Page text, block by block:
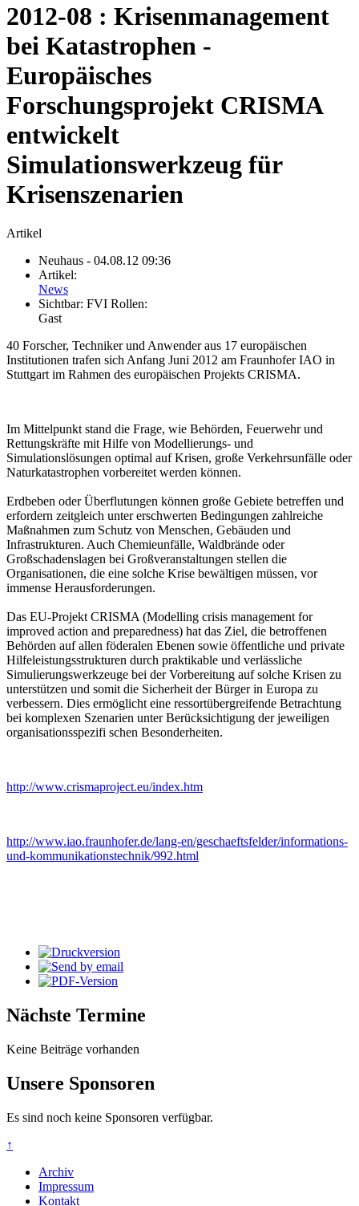
2012-08 : Krisenmanagement
bei Katastrophen -
Europäisches
Forschungsprojekt CRISMA
entwickelt
Simulationswerkzeug für
Krisenszenarien
Artikel
Neuhaus - 04.08.12 09:36
Artikel:
News
Sichtbar: FVI Rollen:
Gast
40 Forscher, Techniker und Anwender aus 17 europäischen
Institutionen trafen sich Anfang Juni 2012 am Fraunhofer IAO in
Stuttgart im Rahmen des europäischen Projekts CRISMA.
Im Mittelpunkt stand die Frage, wie Behörden, Feuerwehr und
Rettungskräfte mit Hilfe von Modellierungs- und
Simulationslösungen optimal auf Krisen, große Verkehrsunfälle oder
Naturkatastrophen vorbereitet werden können.
Erdbeben oder Überflutungen können große Gebiete betreffen und
erfordern zeitgleich unter erschwerten Bedingungen zahlreiche
Maßnahmen zum Schutz von Menschen, Gebäuden und
Infrastrukturen. Auch Chemieunfälle, Waldbrände oder
Großschadenslagen bei Großveranstaltungen stellen die
Organisationen, die eine solche Krise bewältigen müssen, vor
immense Herausforderungen.
Das EU-Projekt CRISMA (Modelling crisis management for
improved action and preparedness) hat das Ziel, die betroffenen
Behörden auf allen föderalen Ebenen sowie öffentliche und private
Hilfeleistungsstrukturen durch praktikable und verlässliche
Simulierungswerkzeuge bei der Vorbereitung auf solche Krisen zu
unterstützen und somit die Sicherheit der Bürger in Europa zu
verbessern. Dies ermöglicht eine ressortübergreifende Betrachtung
bei komplexen Szenarien unter Berücksichtigung der jeweiligen
organisationsspezifi schen Besonderheiten.
http://www.crismaproject.eu/index.htm
http://www.iao.fraunhofer.de/lang-en/geschaeftsfelder/informations-
und-kommunikationstechnik/992.html
Nächste Termine
Keine Beiträge vorhanden
Unsere Sponsoren
Es sind noch keine Sponsoren verfügbar.
↑
Archiv
Impressum
Kontakt